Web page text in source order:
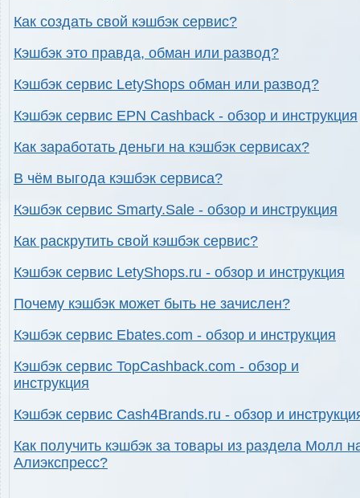
Как создать свой кэшбэк сервис?
Кэшбэк это правда, обман или развод?
Кэшбэк сервис LetyShops обман или развод?
Кэшбэк сервис EPN Cashback - обзор и инструкция
Как заработать деньги на кэшбэк сервисах?
В чём выгода кэшбэк сервиса?
Кэшбэк сервис Smarty.Sale - обзор и инструкция
Как раскрутить свой кэшбэк сервис?
Кэшбэк сервис LetyShops.ru - обзор и инструкция
Почему кэшбэк может быть не зачислен?
Кэшбэк сервис Ebates.com - обзор и инструкция
Кэшбэк сервис TopCashback.com - обзор и
инструкция
Кэшбэк сервис Cash4Brands.ru - обзор и
Как получить кэшбэк за товары из раздела Молл
Алиэкспресс?